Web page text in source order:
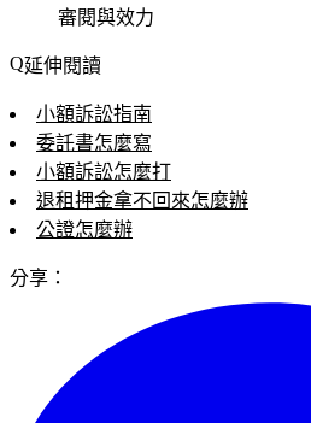
審閱與效力
延伸閱讀
小額訴訟指南
委託書怎麼寫
小額訴訟怎麼打
退租押金拿不回來怎麼辦
公證怎麼辦
分享：